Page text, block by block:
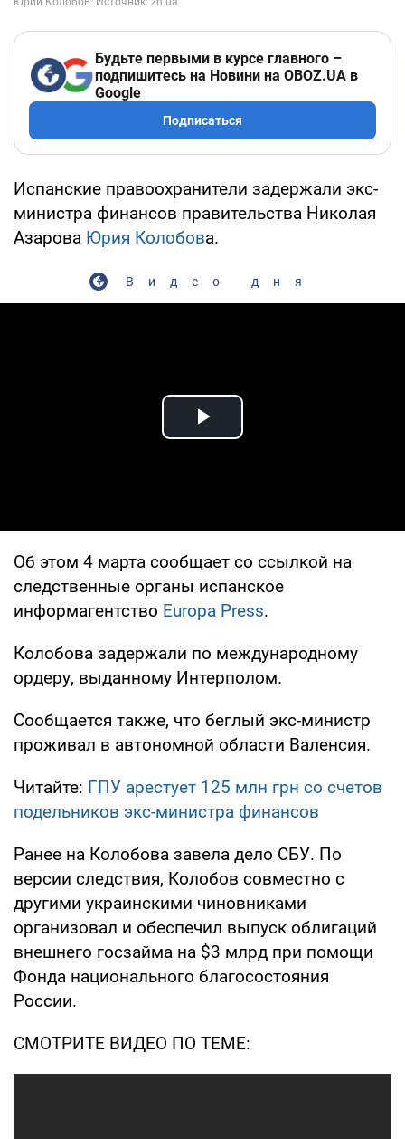
Будьте первыми в курсе главного –
подпишитесь на Новини на OBOZ.UA в
Google
Подписаться
Испанские правоохранители задержали экс-
министра финансов правительства Николая
Азарова Юрия Колобова.
Видео дня
Play Video
Об этом 4 марта сообщает со ссылкой на
следственные органы испанское
информагентство Europa Press.
Колобова задержали по международному
ордеру, выданному Интерполом.
Сообщается также, что беглый экс-министр
проживал в автономной области Валенсия.
Читайте: ГПУ арестует 125 млн грн со счетов
подельников экс-министра финансов
Ранее на Колобова завела дело СБУ. По
версии следствия, Колобов совместно с
другими украинскими чиновниками
организовал и обеспечил выпуск облигаций
внешнего госзайма на $3 млрд при помощи
Фонда национального благосостояния
России.
СМОТРИТЕ ВИДЕО ПО ТЕМЕ: